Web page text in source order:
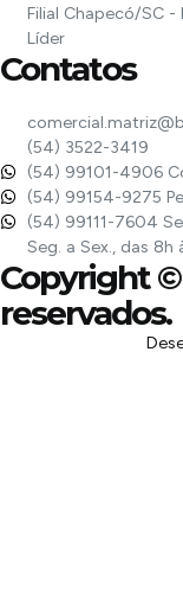
Filial Chapecó/SC
Líder
Contatos
(54) 3522-3419
(54) 99101-4906
(54) 99154-9275
(54) 99111-7604
Seg. a Sex., das 8h
Copyright
reservados.